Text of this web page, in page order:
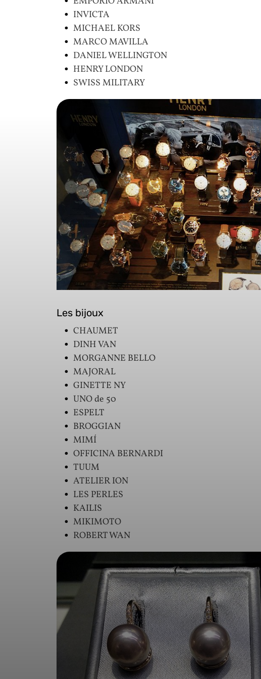
INVICTA
MICHAEL KORS
MARCO MAVILLA
DANIEL WELLINGTON
HENRY LONDON
SWISS MILITARY
Les bijoux
CHAUMET
DINH VAN
MORGANNE BELLO
MAJORAL
GINETTE NY
UNO de 50
ESPELT
BROGGIAN
MIMÍ
OFFICINA BERNARDI
TUUM
ATELIER ION
LES PERLES
KAILIS
MIKIMOTO
ROBERT WAN